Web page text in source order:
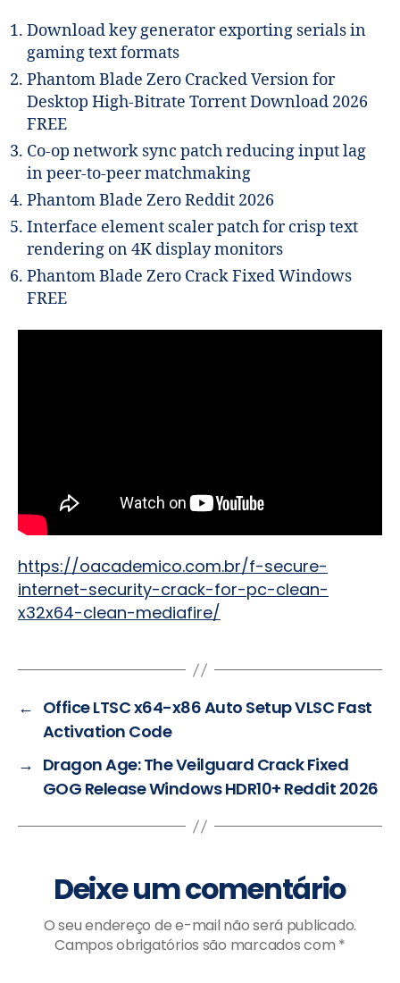
Download key generator exporting serials in
gaming text formats
Phantom Blade Zero Cracked Version for
Desktop High-Bitrate Torrent Download 2026
FREE
Co-op network sync patch reducing input lag
in peer-to-peer matchmaking
Phantom Blade Zero Reddit 2026
Interface element scaler patch for crisp text
rendering on 4K display monitors
Phantom Blade Zero Crack Fixed Windows
FREE
https://oacademico.com.br/f-secure-
internet-security-crack-for-pc-clean-
x32x64-clean-mediafire/
← Office LTSC x64-x86 Auto Setup VLSC Fast
Activation Code
→ Dragon Age: The Veilguard Crack Fixed
GOG Release Windows HDR10+ Reddit 2026
Deixe um comentário
O seu endereço de e-mail não será publicado.
Campos obrigatórios são marcados com *